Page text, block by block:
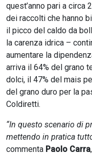
quest’anno pari a
dei raccolti che hanno
il picco del caldo da
la carenza idrica –
aumentare la
arriva il 64% del grano
dolci, il 47% del mais
del grano duro per la
Coldiretti.
“In questo scenario di
mettendo in pratica
commenta Paolo Carra